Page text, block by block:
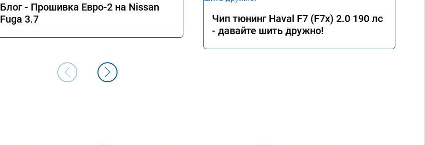
Блог - Прошивка Евро-2 на Nissan
Fuga 3.7
Чип тюнинг Haval F7 (F7x) 2.0 190 лс
- давайте шить дружно!